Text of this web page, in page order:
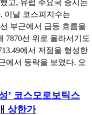
고, 유럽 주요국 증시는
이날 코스피지수는
부근에서 급등 흐름을
7870선 위로 올라서기도
에서 저점을 형성한
에서 등락을 보였다. 오
’ 코스모로보틱스
상한가